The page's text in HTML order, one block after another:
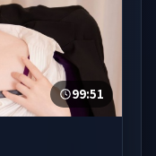
99:51